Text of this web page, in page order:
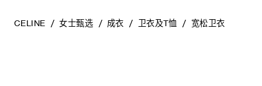
CELINE 女士甄选 成衣 卫衣及T恤 宽松卫衣